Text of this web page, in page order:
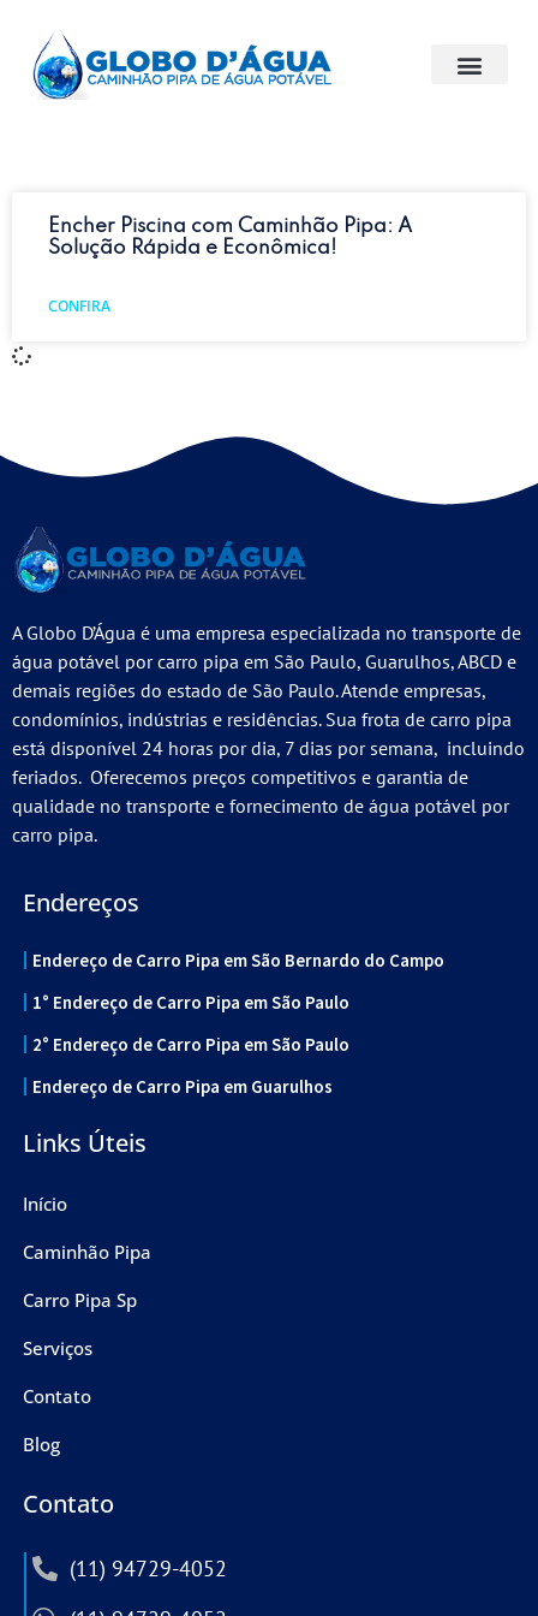
Encher Piscina com Caminhão Pipa: A
Solução Rápida e Econômica!
CONFIRA
A Globo D’Água é uma empresa especializada no transporte de
água potável por carro pipa em São Paulo, Guarulhos, ABCD e
demais regiões do estado de São Paulo. Atende empresas,
condomínios, indústrias e residências. Sua frota de carro pipa
está disponível 24 horas por dia, 7 dias por semana, incluindo
feriados. Oferecemos preços competitivos e garantia de
qualidade no transporte e fornecimento de água potável por
carro pipa.
Endereços
Endereço de Carro Pipa em São Bernardo do Campo
1° Endereço de Carro Pipa em São Paulo
2° Endereço de Carro Pipa em São Paulo
Endereço de Carro Pipa em Guarulhos
Links Úteis
Início
Caminhão Pipa
Carro Pipa Sp
Serviços
Contato
Blog
Contato
(11) 94729-4052